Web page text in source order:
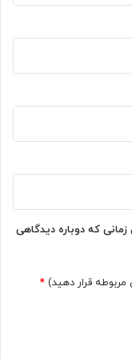
که دوباره دیدگاهی
قرار دهید) *